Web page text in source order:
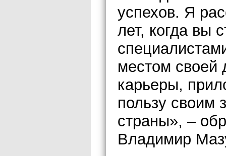
успехов. Я
лет, когда вы
местом своей
карьеры,
пользу своим
страны», –
Владимир